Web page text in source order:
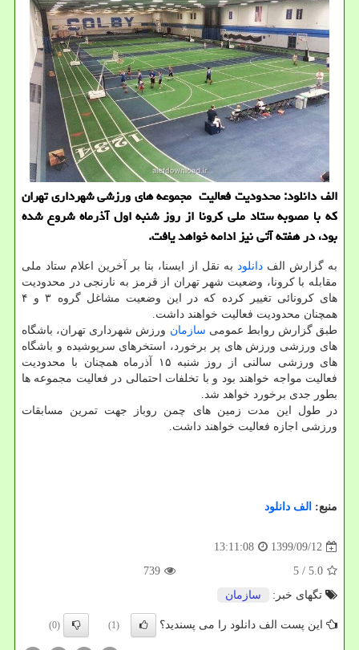
الف دانلود: محدودیت فعالیت مجموعه های ورزشی شهرداری تهران
كه با مصوبه ستاد ملی كرونا از روز شنبه اول آذرماه شروع شده
بود، در هفته آتی نیز ادامه خواهد یافت.
به گزارش الفدانلود به نقل از ایسنا، بنا بر آخرین اعلام ستاد ملی
مقابله با کرونا، وضعیت شهر تهران از قرمز به نارنجی در محدودیت
های کرونائی تغییر کرده که در این وضعیت مشاغل گروه ۳ و ۴
همچنان محدودیت فعالیت خواهند داشت.
طبق گزارش روابط عمومی سازمان ورزش شهرداری تهران، باشگاه
های ورزشی ورزش های پر برخورد، استخرهای سرپوشیده و باشگاه
های ورزشی سالنی از روز شنبه ۱۵ آذرماه همچنان با محدودیت
فعالیت مواجه خواهند بود و با تخلفات احتمالی در فعالیت مجموعه ها
بطور جدی برخورد خواهد شد.
در طول این مدت زمین های چمن روباز جهت تمرین مسابقات
ورزشی اجازه فعالیت خواهند داشت.
منبع: الف دانلود
1399/09/12
13:11:08
5.0
/ 5
739
تگهای خبر:
سازمان
این پست الف دانلود را می پسندید؟ (1)
(0)